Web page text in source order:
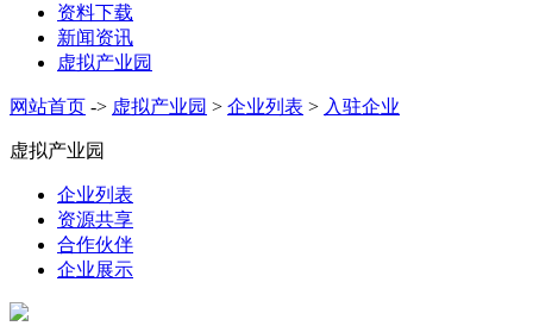
资料下载
新闻资讯
虚拟产业园
网站首页 -> 虚拟产业园 > 企业列表 > 入驻企业
虚拟产业园
企业列表
资源共享
合作伙伴
企业展示